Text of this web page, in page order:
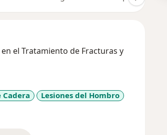
el Tratamiento de Fracturas y
Cadera
Lesiones del Hombro